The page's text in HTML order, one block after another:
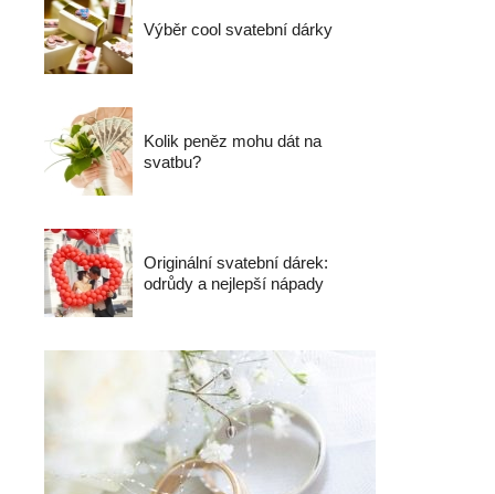
Výběr cool svatební dárky
Kolik peněz mohu dát na
svatbu?
Originální svatební dárek:
odrůdy a nejlepší nápady